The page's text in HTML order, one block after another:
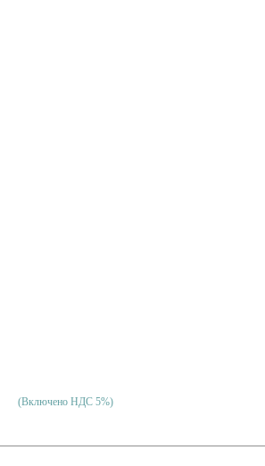
(Включено НДС 5%)